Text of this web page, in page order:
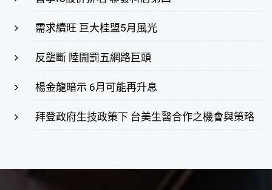
需求續旺 巨大桂盟5月風光
反壟斷 陸開罰五網路巨頭
楊金龍暗示 6月可能再升息
拜登政府生技政策下 台美生醫合作之機會與策略